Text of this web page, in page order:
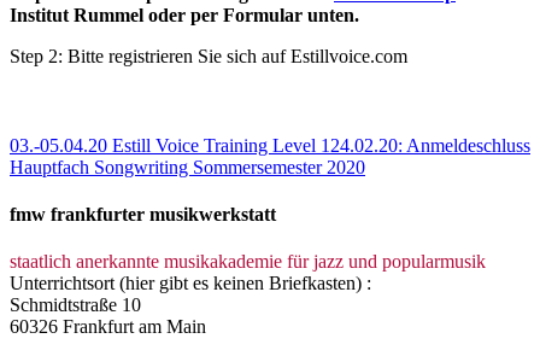
Institut Rummel oder per Formular unten.
Step 2: Bitte registrieren Sie sich auf Estillvoice.com
03.-05.04.20 Estill Voice Training Level 1 24.02.20: Anmeldeschluss
Hauptfach Songwriting Sommersemester 2020
fmw frankfurter musikwerkstatt
staatlich anerkannte musikakademie für jazz und popularmusik
Unterrichtsort (hier gibt es keinen Briefkasten) :
Schmidtstraße 10
60326 Frankfurt am Main